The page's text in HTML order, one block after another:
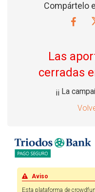
Compártelo
Las
cerradas
¡¡ La
Aviso
Esta plataforma de